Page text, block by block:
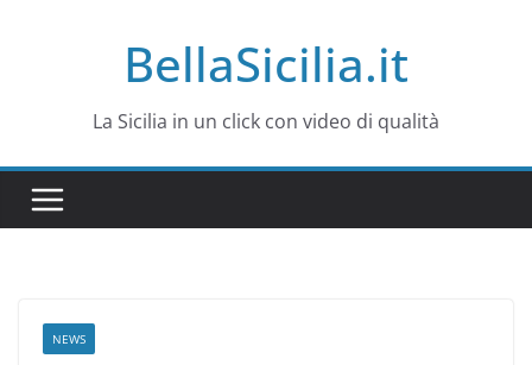
BellaSicilia.it
La Sicilia in un click con video di qualità
NEWS